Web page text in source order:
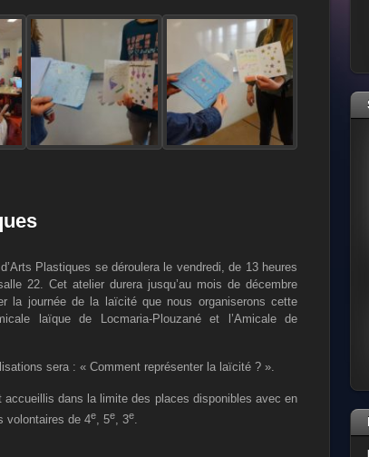
Plastiques se déroulera le vendredi, de 13 heures
22. Cet atelier durera jusqu’au mois de décembre
la journée de la laïcité que nous organiserons cette
laïque de Locmaria-Plouzané et l’Amicale de
sera : « Comment représenter la laïcité ? ».
accueillis dans la limite des places disponibles avec en
volontaires de 4e, 5e, 3e.